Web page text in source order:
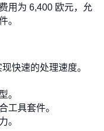
用为 6,400 欧元，允
。
快速的处理速度。
。
工具套件。
。